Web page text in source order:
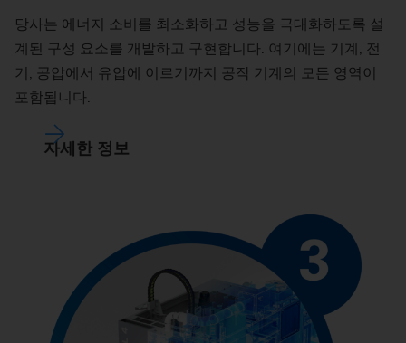
당사는 에너지 소비를 최소화하고 성능을 극대화하도록 설
계된 구성 요소를 개발하고 구현합니다. 여기에는 기계, 전
기, 공압에서 유압에 이르기까지 공작 기계의 모든 영역이
포함됩니다.
자세한 정보